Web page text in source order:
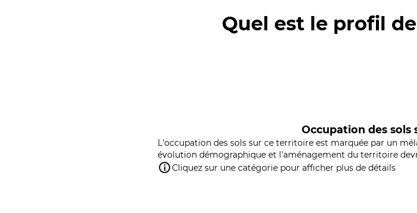
Quel est le profil
Occupation des sols
L'occupation des sols sur ce territoire est marquée par un
évolution démographique et l'aménagement du territoire
Cliquez sur une catégorie pour afficher plus de détails